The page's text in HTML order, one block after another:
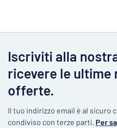
Iscriviti alla
ricevere le ultime
offerte.
Il tuo indirizzo email è al sicuro
condiviso con terze parti. Per